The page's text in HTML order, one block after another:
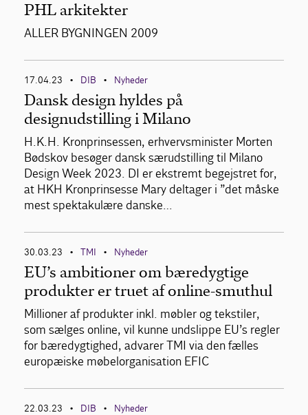
PHL arkitekter
ALLER BYGNINGEN 2009
17.04.23 • DIB • Nyheder
Dansk design hyldes på
designudstilling i Milano
H.K.H. Kronprinsessen, erhvervsminister Morten
Bødskov besøger dansk særudstilling til Milano
Design Week 2023. DI er ekstremt begejstret for,
at HKH Kronprinsesse Mary deltager i ”det måske
mest spektakulære danske…
30.03.23 • TMI • Nyheder
EU’s ambitioner om bæredygtige
produkter er truet af online-smuthul
Millioner af produkter inkl. møbler og tekstiler,
som sælges online, vil kunne undslippe EU’s regler
for bæredygtighed, advarer TMI via den fælles
europæiske møbelorganisation EFIC
22.03.23 • DIB • Nyheder